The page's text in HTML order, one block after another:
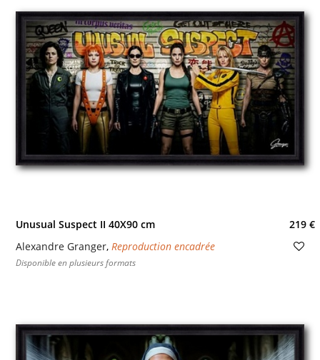
Unusual Suspect II 40X90 cm
219 €
Alexandre Granger, Reproduction encadrée
Disponible en plusieurs formats